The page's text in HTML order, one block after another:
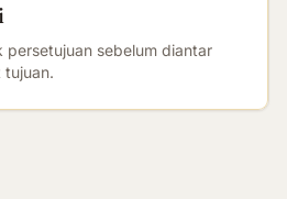
persetujuan sebelum diantar